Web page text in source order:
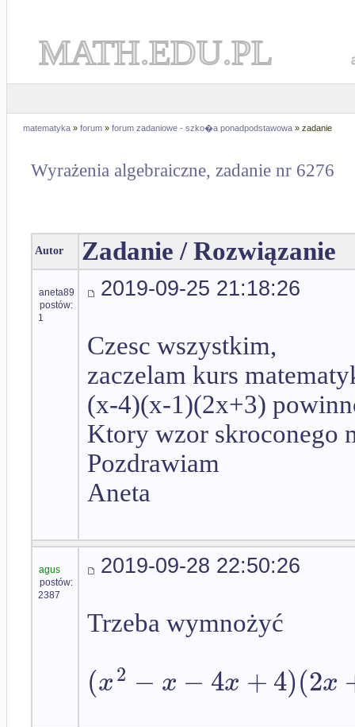
MATH.EDU.PL
matematyka » forum » forum zadaniowe - szko�a ponadpodstawowa » zadanie
Wyrażenia algebraiczne, zadanie nr 6276
Autor Zadanie / Rozwiązanie
aneta89
postów:
1
2019-09-25 21:18:26
Czesc wszystkim,
zaczelam kurs
(x-4)(x-1)(2x+3)
Ktory wzor skroconego
Pozdrawiam
Aneta
agus
postów:
2387
2019-09-28 22:50:26
Trzeba wymnożyć
(x2 − x − 4x +4)(2x